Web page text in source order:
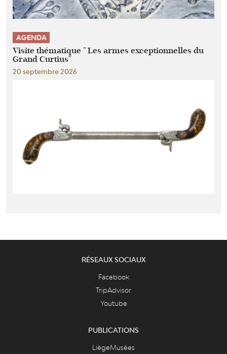
AGENDA
Visite thématique " Les armes exceptionnelles du
Grand Curtius"
20 septembre 2026
RÉSEAUX SOCIAUX
Facebook
TripAdvisor
Youtube
PUBLICATIONS
LiègeMusées